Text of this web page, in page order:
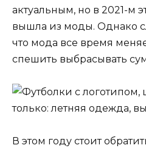
актуальным, но в 2021-м
вышла из моды. Однако
что мода все время
спешить выбрасывать
В этом году стоит